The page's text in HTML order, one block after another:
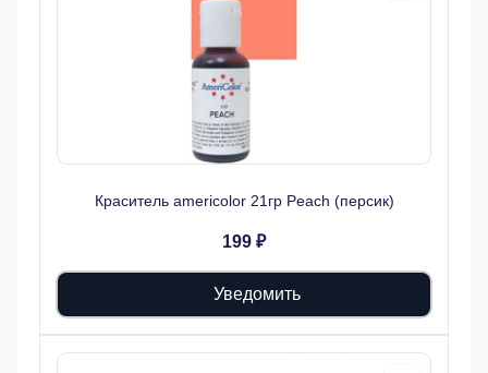
Краситель americolor 21гр Peach (персик)
199 ₽
Уведомить